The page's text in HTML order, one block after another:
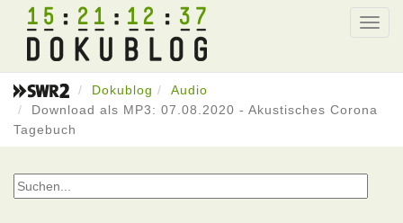
15 21 12 37
Dokublog
Audio
Download als MP3: 07.08.2020 - Akustisches Corona
Tagebuch